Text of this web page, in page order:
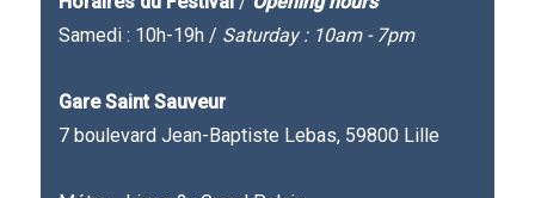
Samedi : 10h-19h / Saturday : 10am - 7pm
Gare Saint Sauveur
7 boulevard Jean-Baptiste Lebas, 59800 Lille